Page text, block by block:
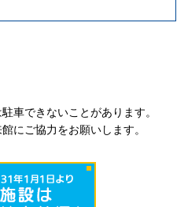
車できないことがあります。
にご協力をお願いします。